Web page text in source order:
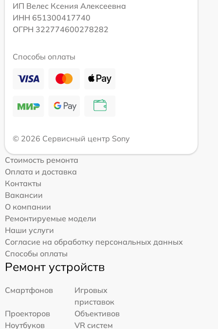
ИП Велес Ксения Алексеевна
ИНН 651300417740
ОГРН 322774600278282
Способы оплаты
© 2026 Сервисный центр Sony
Стоимость ремонта
Оплата и доставка
Контакты
Вакансии
О компании
Ремонтируемые модели
Наши услуги
Согласие на обработку персональных данных
Способы оплаты
Ремонт устройств
Смартфонов
Игровых
приставок
Проекторов
Объективов
Ноутбуков
VR систем